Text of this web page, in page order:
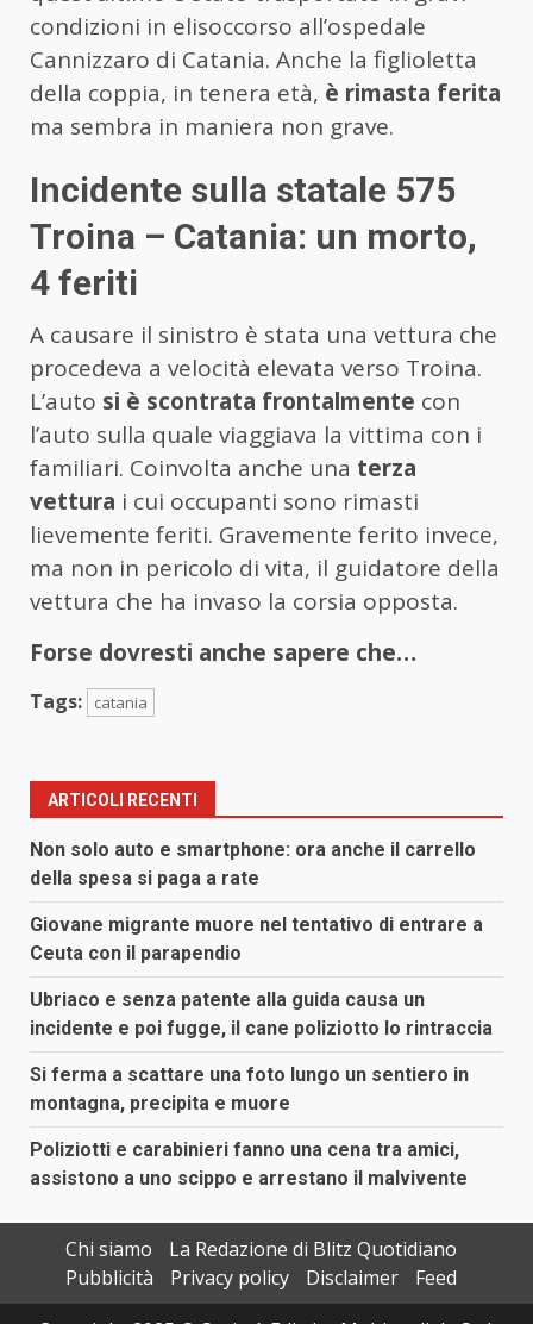
condizioni in elisoccorso all’ospedale
Cannizzaro di Catania. Anche la figlioletta
della coppia, in tenera età, è rimasta ferita
ma sembra in maniera non grave.
Incidente sulla statale 575
Troina – Catania: un morto,
4 feriti
A causare il sinistro è stata una vettura che
procedeva a velocità elevata verso Troina.
L’auto si è scontrata frontalmente con
l’auto sulla quale viaggiava la vittima con i
familiari. Coinvolta anche una terza
vettura i cui occupanti sono rimasti
lievemente feriti. Gravemente ferito invece,
ma non in pericolo di vita, il guidatore della
vettura che ha invaso la corsia opposta.
Forse dovresti anche sapere che…
Tags: catania
ARTICOLI RECENTI
Non solo auto e smartphone: ora anche il carrello
della spesa si paga a rate
Giovane migrante muore nel tentativo di entrare a
Ceuta con il parapendio
Ubriaco e senza patente alla guida causa un
incidente e poi fugge, il cane poliziotto lo rintraccia
Si ferma a scattare una foto lungo un sentiero in
montagna, precipita e muore
Poliziotti e carabinieri fanno una cena tra amici,
assistono a uno scippo e arrestano il malvivente
Chi siamo
La Redazione di Blitz Quotidiano
Pubblicità
Privacy policy Disclaimer
Feed